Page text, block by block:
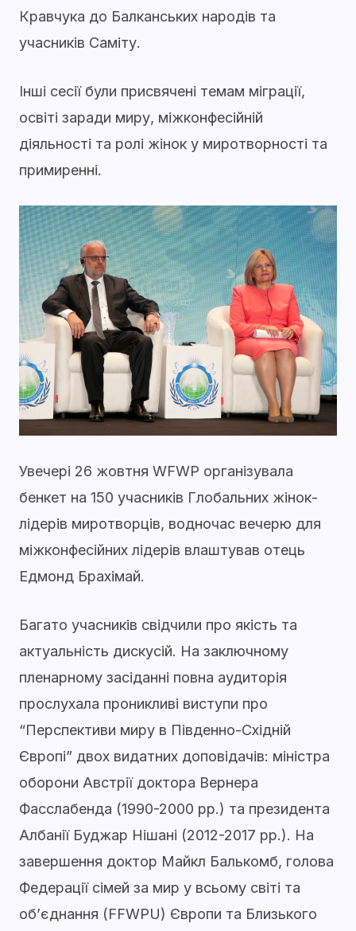
Кравчука до Балканських народів та
учасників Саміту.
Інші сесії були присвячені темам міграції,
освіті заради миру, міжконфесійній
діяльності та ролі жінок у миротворності та
примиренні.
Увечері 26 жовтня WFWP організувала
бенкет на 150 учасників Глобальних жінок-
лідерів миротворців, водночас вечерю для
міжконфесійних лідерів влаштував отець
Едмонд Брахімай.
Багато учасників свідчили про якість та
актуальність дискусій. На заключному
пленарному засіданні повна аудиторія
прослухала проникливі виступи про
“Перспективи миру в Південно-Східній
Європі” двох видатних доповідачів: міністра
оборони Австрії доктора Вернера
Фасслабенда (1990-2000 рр.) та президента
Албанії Буджар Нішані (2012-2017 рр.). На
завершення доктор Майкл Балькомб, голова
Федерації сімей за мир у всьому світі та
об’єднання (FFWPU) Європи та Близького